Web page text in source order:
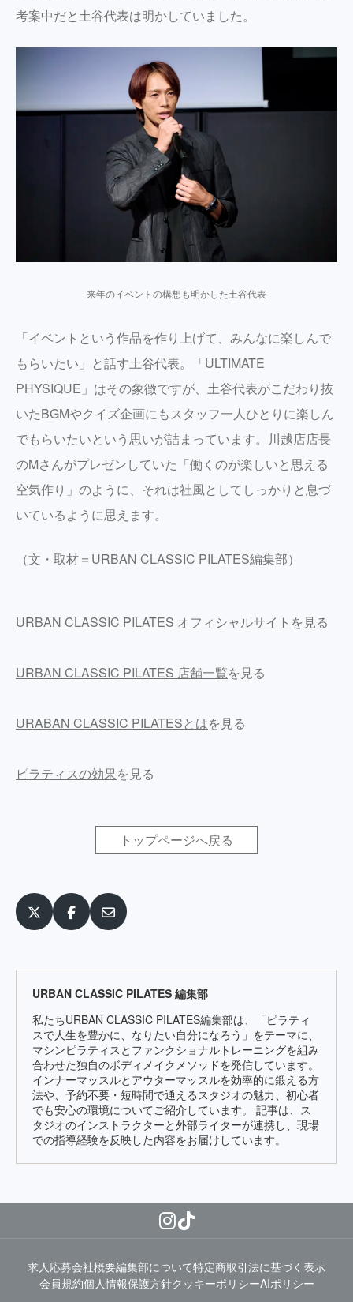
考案中だと土谷代表は明かしていました。
来年のイベントの構想も明かした土谷代表
「イベントという作品を作り上げて、みんなに楽しんで
もらいたい」と話す土谷代表。「ULTIMATE
PHYSIQUE」はその象徴ですが、土谷代表がこだわり抜
いたBGMやクイズ企画にもスタッフ一人ひとりに楽しん
でもらいたいという思いが詰まっています。川越店店長
のMさんがプレゼンしていた「働くのが楽しいと思える
空気作り」のように、それは社風としてしっかりと息づ
いているように思えます。
（文・取材＝URBAN CLASSIC PILATES編集部）
URBAN CLASSIC PILATES オフィシャルサイト を見る
URBAN CLASSIC PILATES 店舗一覧を見る
URABAN CLASSIC PILATESとはを見る
ピラティスの効果を見る
トップページへ戻る
URBAN CLASSIC PILATES 編集部
私たちURBAN CLASSIC PILATES編集部は、「ピラティ
スで人生を豊かに、なりたい自分になろう」をテーマに、
マシンピラティスとファンクショナルトレーニングを組み
合わせた独自のボディメイクメソッドを発信しています。
インナーマッスルとアウターマッスルを効率的に鍛える方
法や、予約不要・短時間で通えるスタジオの魅力、初心者
でも安心の環境についてご紹介しています。 記事は、ス
タジオのインストラクターと外部ライターが連携し、現場
での指導経験を反映した内容をお届けしています。
求人応募会社概要編集部について特定商取引法に基づく表示
会員規約個人情報保護方針クッキーポリシーAIポリシー